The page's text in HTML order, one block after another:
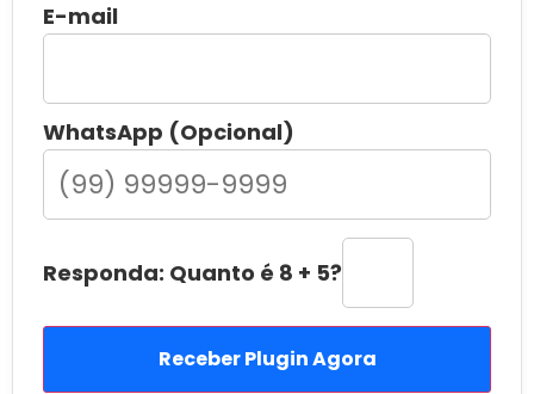
E-mail
WhatsApp (Opcional)
Responda: Quanto é 8 + 5?
Receber Plugin Agora